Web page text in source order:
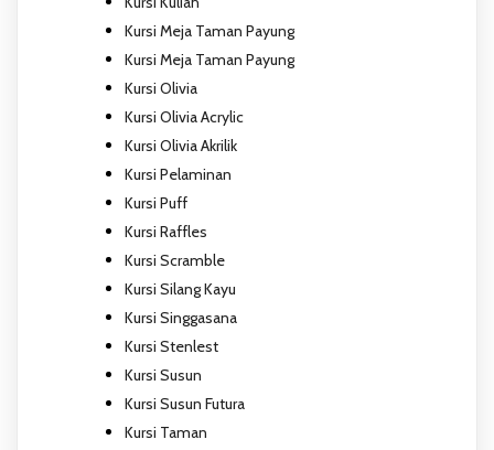
Kursi Meja Taman Payung
Kursi Meja Taman Payung
Kursi Olivia
Kursi Olivia Acrylic
Kursi Olivia Akrilik
Kursi Pelaminan
Kursi Puff
Kursi Raffles
Kursi Scramble
Kursi Silang Kayu
Kursi Singgasana
Kursi Stenlest
Kursi Susun
Kursi Susun Futura
Kursi Taman